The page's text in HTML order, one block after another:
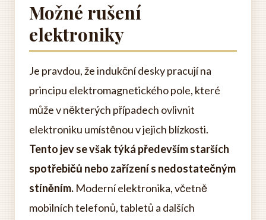
Možné rušení
elektroniky
Je pravdou, že indukční desky pracují na
principu elektromagnetického pole, které
může v některých případech ovlivnit
elektroniku umístěnou v jejich blízkosti.
Tento jev se však týká především starších
spotřebičů nebo zařízení s nedostatečným
stíněním. Moderní elektronika, včetně
mobilních telefonů, tabletů a dalších